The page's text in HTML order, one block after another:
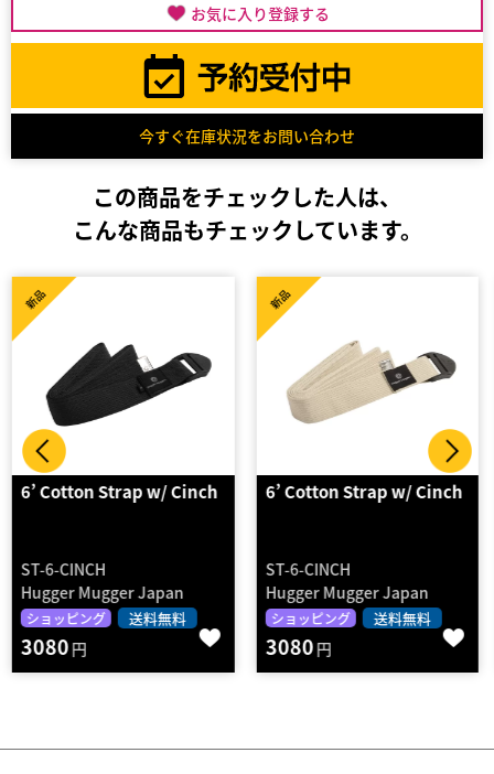
お気に入り登録する
今すぐ在庫状況をお問い合わせ
この商品をチェックした人は、
こんな商品もチェックしています。
6’ Cotton Strap w/ Cinch
ST-6-CINCH
Hugger Mugger Japan
ショッピング 送料無料
新品
3080円
6’ Cotton Strap w/ Cinch
ST-6-CINCH
Hugger Mugger Japan
ショッピング 送料無料
新品
3080円